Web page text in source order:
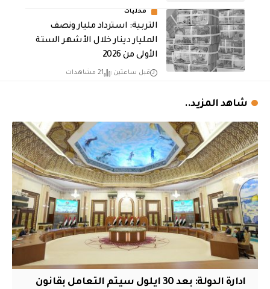
محليات
التربية: استرداد مليار ونصف
المليار دينار خلال الأشهر الستة
الأولى من 2026
قبل ساعتين 21 مشاهدات
شاهد المزيد..
ادارة الدولة: بعد 30 ايلول سيتم التعامل بقانون